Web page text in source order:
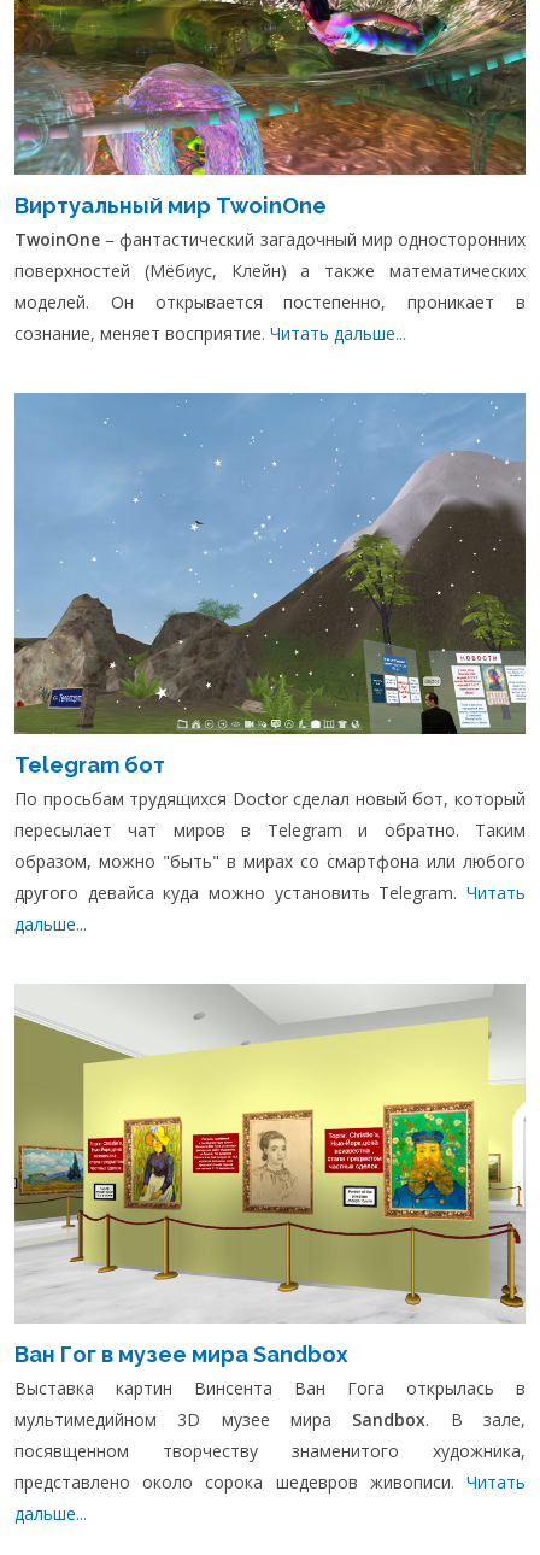
Виртуальный мир TwoinOne
TwoinOne – фантастический загадочный мир односторонних
поверхностей (Мёбиус, Клейн) а также математических
моделей. Он открывается постепенно, проникает в
сознание, меняет восприятие. Читать дальше...
Telegram бот
По просьбам трудящихся Doctor сделал новый бот, который
пересылает чат миров в Telegram и обратно. Таким
образом, можно "быть" в мирах со смартфона или любого
другого девайса куда можно установить Telegram. Читать
дальше...
Ван Гог в музее мира Sandbox
Выставка картин Винсента Ван Гога открылась в
мультимедийном 3D музее мира Sandbox. В зале,
посявщенном творчеству знаменитого художника,
представлено около сорока шедевров живописи. Читать
дальше...